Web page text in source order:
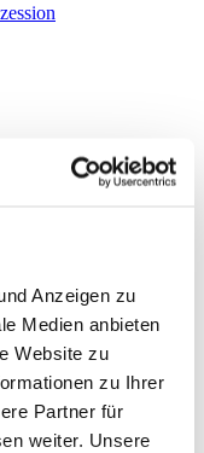
Anzeigen zu
Medien anbieten
Website zu
zu Ihrer
Partner für
weiter. Unsere